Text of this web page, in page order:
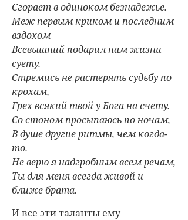
Сгорает в одиноком безнадежье.
Меж первым криком и последним
вздохом
Всевышний подарил нам жизни
суету.
Стремись не растерять судьбу по
крохам,
Грех всякий твой у Бога на счету.
Со стоном просыпаюсь по ночам,
В душе другие ритмы, чем когда-
то.
Не верю я надгробным всем речам,
Ты для меня всегда живой и
ближе брата.
И все эти таланты ему